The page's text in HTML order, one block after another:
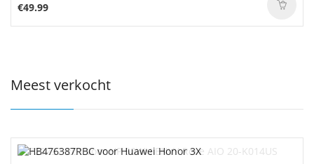
€49.99
Meest verkocht